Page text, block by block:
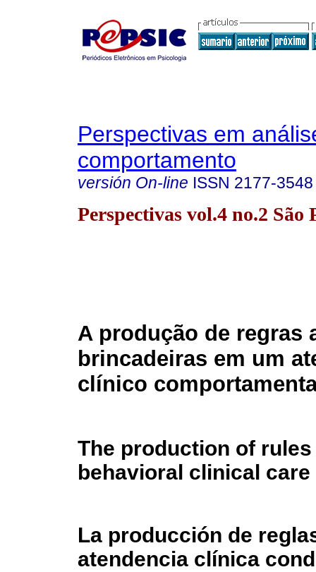
Perspectivas em
comportamento
versión On-line ISSN 2177-3548
Perspectivas vol.4 no.2 São
A produção de regras
brincadeiras em um
clínico
The production of
behavioral clinical care
La producción de
atendencia clínica